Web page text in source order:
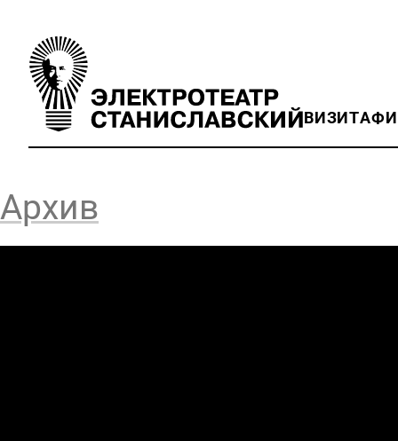
ВИЗИТ
Архив